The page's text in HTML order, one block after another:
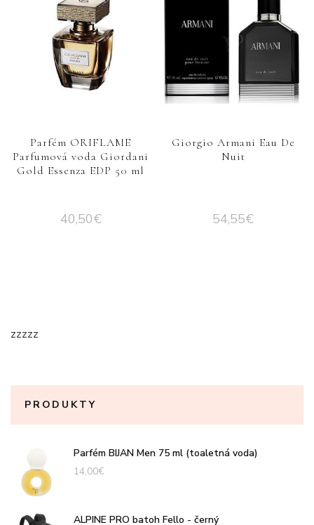
Parfém ORIFLAME
Parfumová voda Giordani
Gold Essenza EDP 50 ml
40,50€
Giorgio Armani Eau De
Nuit
54,55€
zzzzz
PRODUKTY
Parfém BIJAN Men 75 ml (toaletná voda)
14,00€
ALPINE PRO batoh Fello - černý